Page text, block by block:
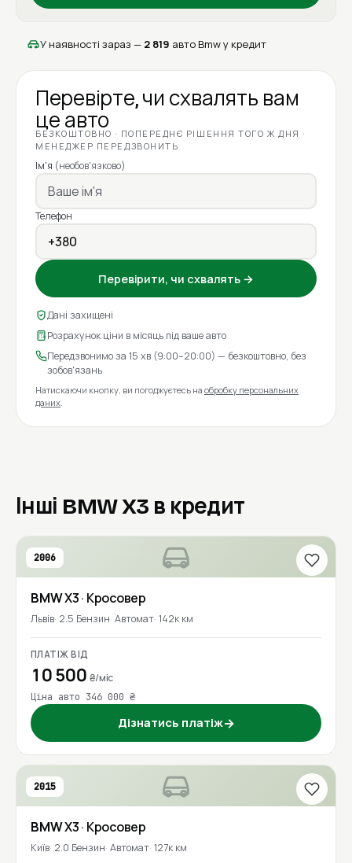
У наявності зараз — 2 819 авто Bmw у кредит
Перевірте, чи схвалять вам
це авто
БЕЗКОШТОВНО · ПОПЕРЕДНЄ РІШЕННЯ ТОГО Ж ДНЯ ·
МЕНЕДЖЕР ПЕРЕДЗВОНИТЬ
Ім'я (необов'язково)
Телефон
Перевірити, чи схвалять →
Дані захищені
Розрахунок ціни в місяць під ваше авто
Передзвонимо за 15 хв (9:00–20:00) — безкоштовно, без
зобов'язань
Натискаючи кнопку, ви погоджуєтесь на обробку персональних
даних.
Інші BMW X3 в кредит
2006
BMWX3· Кросовер
Львів 2.5 Бензин Автомат 142к км
ПЛАТІЖ ВІД
10 500 ₴/міс
Ціна авто 346 000 ₴
Дізнатись платіж→
2015
BMWX3· Кросовер
Київ 2.0 Бензин Автомат 127к км